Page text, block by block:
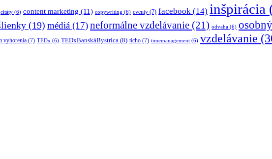
citáty (6) content marketing (11) copywriting (6) eventy (7) facebook (14) inšpirácia
(19) médiá (17)neformálne vzdelávanie (21) odvaha (6)
vyhorenia (7) TEDx (6) TEDxBanskáBystrica (8) ticho (7) timemanagement (6) vzdelávanie